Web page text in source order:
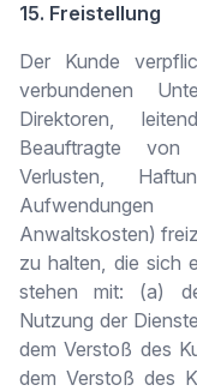
15. Freistellung
Der Kunde
verbundenen
Direktoren,
Beauftragte von
Verlusten,
Aufwendungen
Anwaltskosten)
zu halten, die sich
stehen mit: (a)
Nutzung der
dem Verstoß des
dem Verstoß des